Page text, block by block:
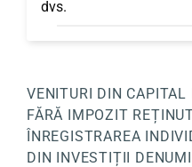
dvs.
VENITURI DIN CAPITAL
FĂRĂ IMPOZIT
ÎNREGISTRAREA
DIN INVESTIȚII